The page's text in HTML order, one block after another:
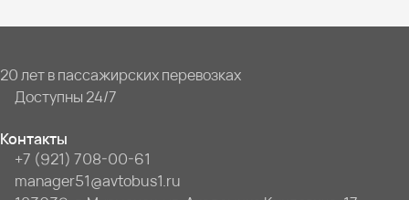
20 лет в пассажирских перевозках
Доступны 24/7
Контакты
+7 (921) 708-00-61
manager51@avtobus1.ru